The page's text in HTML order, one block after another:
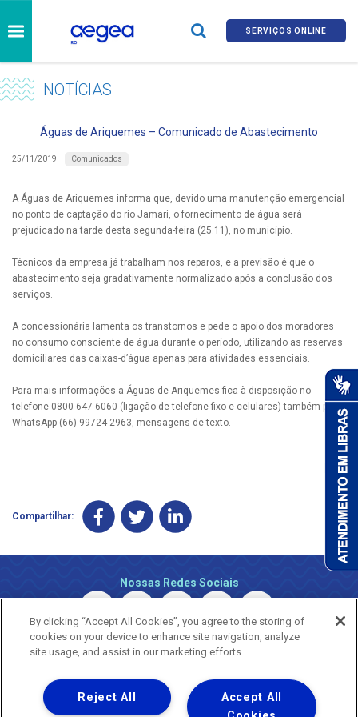
SERVIÇOS ONLINE
NOTÍCIAS
Águas de Ariquemes – Comunicado de Abastecimento
25/11/2019 Comunicados
A Águas de Ariquemes informa que, devido uma manutenção emergencial
no ponto de captação do rio Jamari, o fornecimento de água será
prejudicado na tarde desta segunda-feira (25.11), no município.
Técnicos da empresa já trabalham nos reparos, e a previsão é que o
abastecimento seja gradativamente normalizado após a conclusão dos
serviços.
A concessionária lamenta os transtornos e pede o apoio dos moradores
no consumo consciente de água durante o período, utilizando as reservas
domiciliares das caixas-d’água apenas para atividades essenciais.
Para mais informações a Águas de Ariquemes fica à disposição no
telefone 0800 647 6060 (ligação de telefone fixo e celulares) também pelo
WhatsApp (66) 99724-2963, mensagens de texto.
Compartilhar:
Nossas Redes Sociais
Copyright © 2026 - Todos os Direitos Reservados.
By clicking “Accept All Cookies”, you agree to the storing of
cookies on your device to enhance site navigation, analyze
site usage, and assist in our marketing efforts.
Accept All
Reject All